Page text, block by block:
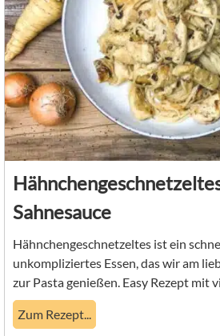
Sahnesauce
Hähnchengeschnetzeltes ist ein
unkompliziertes Essen, das wir am
zur Pasta genießen. Easy Rezept mit
Zum Rezept...